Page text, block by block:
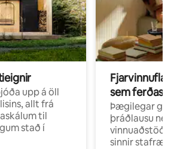
upp á öll
allt frá
til
stað í
sem ferðast
Þægilegar
þráðlausu neti
vinnuaðstöðu
sinnir